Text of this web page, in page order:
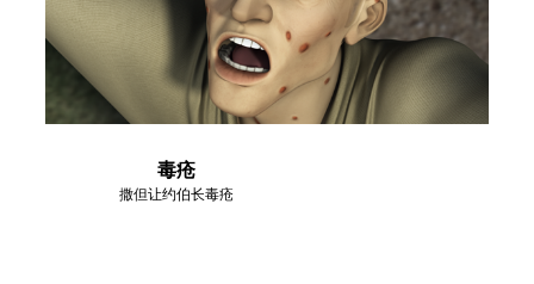
毒疮
撒但让约伯长毒疮